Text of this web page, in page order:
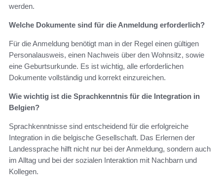
werden.
Welche Dokumente sind für die Anmeldung erforderlich?
Für die Anmeldung benötigt man in der Regel einen gültigen
Personalausweis, einen Nachweis über den Wohnsitz, sowie
eine Geburtsurkunde. Es ist wichtig, alle erforderlichen
Dokumente vollständig und korrekt einzureichen.
Wie wichtig ist die Sprachkenntnis für die Integration in
Belgien?
Sprachkenntnisse sind entscheidend für die erfolgreiche
Integration in die belgische Gesellschaft. Das Erlernen der
Landessprache hilft nicht nur bei der Anmeldung, sondern auch
im Alltag und bei der sozialen Interaktion mit Nachbarn und
Kollegen.